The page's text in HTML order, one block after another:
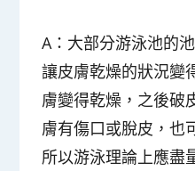
A：大部分游泳池的
讓皮膚乾燥的狀況變
膚變得乾燥，之後破
膚有傷口或脫皮，也
所以游泳理論上應盡